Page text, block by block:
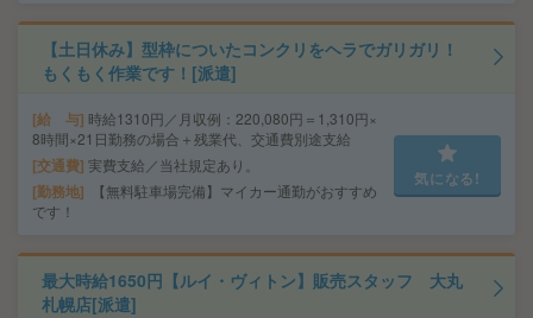
【土日休み】型枠についたコンクリをヘラでガリガリ！
もくもく作業です！[派遣]
給 与 時給1310円／月収例：220,080円＝1,310円×
8時間×21日勤務の場合＋残業代、交通費別途支給
交通費 実費支給／当社規定あり。
勤務地
【無料駐車場完備】マイカー通勤がおすすめ
です！
気になる!
最大時給1650円【ルイ・ヴィトン】販売スタッフ 大丸
札幌店[派遣]